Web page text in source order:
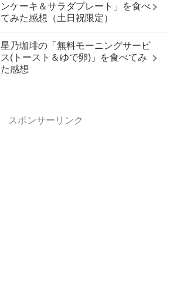
ンケーキ＆サラダプレート」を食べ
てみた感想（土日祝限定）
星乃珈琲の「無料モーニングサービ
ス(トースト＆ゆで卵)」を食べてみ
た感想
スポンサーリンク